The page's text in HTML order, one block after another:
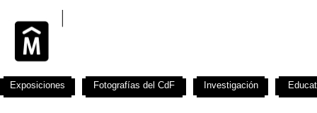
Exposiciones Fotografías del CdF Investigación